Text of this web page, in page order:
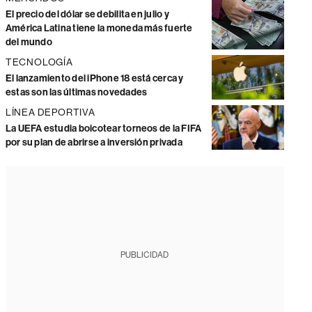
El precio del dólar se debilita en julio y
América Latina tiene la moneda más fuerte
del mundo
TECNOLOGÍA
El lanzamiento del iPhone 18 está cerca y
estas son las últimas novedades
LÍNEA DEPORTIVA
La UEFA estudia boicotear torneos de la FIFA
por su plan de abrirse a inversión privada
PUBLICIDAD